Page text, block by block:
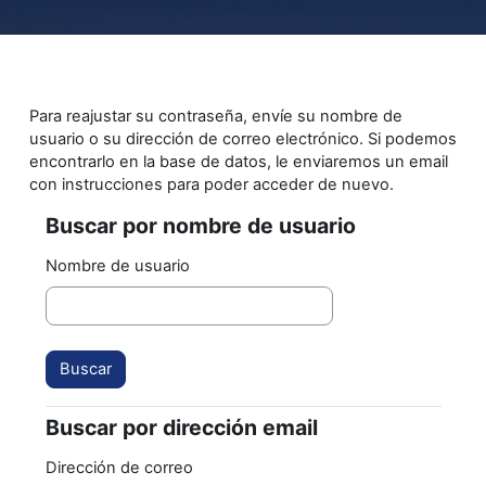
Para reajustar su contraseña, envíe su nombre de
usuario o su dirección de correo electrónico. Si podemos
encontrarlo en la base de datos, le enviaremos un email
con instrucciones para poder acceder de nuevo.
Buscar por nombre de usuario
Buscar por nombre de usuario
Nombre de usuario
Buscar por dirección email
Buscar por dirección email
Dirección de correo